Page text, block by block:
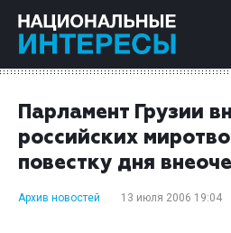
Парламент Грузии
российских
повестку дня
Архив новостей 13 июля 2006 19:04